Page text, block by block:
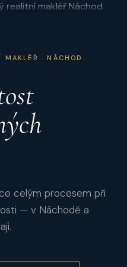
· NÁCHOD
celým procesem při
— v Náchodě a